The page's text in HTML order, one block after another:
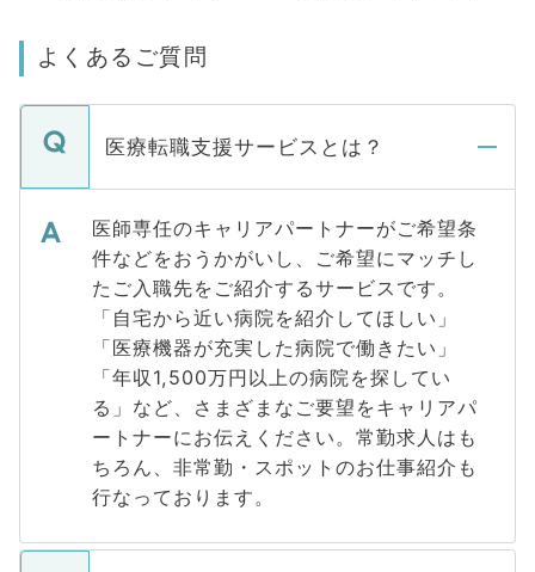
よくあるご質問
医療転職支援サービスとは？
医師専任のキャリアパートナーがご希望条
件などをおうかがいし、ご希望にマッチし
たご入職先をご紹介するサービスです。
「自宅から近い病院を紹介してほしい」
「医療機器が充実した病院で働きたい」
「年収1,500万円以上の病院を探してい
る」など、さまざまなご要望をキャリアパ
ートナーにお伝えください。常勤求人はも
ちろん、非常勤・スポットのお仕事紹介も
行なっております。